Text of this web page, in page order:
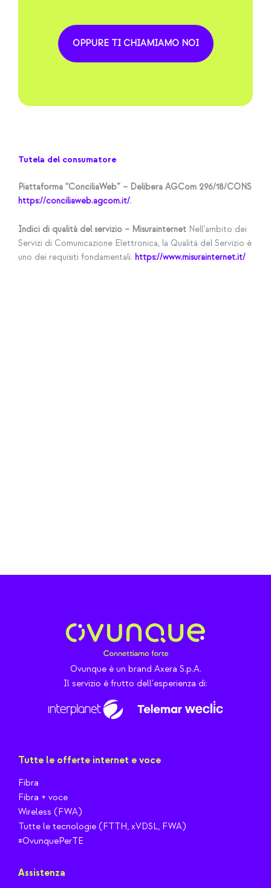
OPPURE TI CHIAMIAMO NOI
Tutela del consumatore
Piattaforma “ConciliaWeb” – Delibera AGCom 296/18/CONS
https://conciliaweb.agcom.it/.
Indici di qualità del servizio – Misurainternet Nell’ambito dei
Servizi di Comunicazione Elettronica, la Qualità del Servizio è
uno dei requisiti fondamentali. https://www.misurainternet.it/
Ovunque è un brand Axera S.p.A.
Il servizio è frutto dell'esperienza di:
Tutte le offerte internet e voce
Fibra
Fibra + voce
Wireless (FWA)
Tutte le tecnologie (FTTH, xVDSL, FWA)
#OvunquePerTE
Assistenza